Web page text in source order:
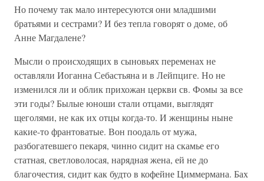
Но почему так мало интересуются они младшими
братьями и сестрами? И без тепла говорят о доме, об
Анне Магдалене?
Мысли о происходящих в сыновьях переменах не
оставляли Иоганна Себастьяна и в Лейпциге. Но не
изменился ли и облик прихожан церкви св. Фомы за все
эти годы? Былые юноши стали отцами, выглядят
щеголями, не как их отцы когда-то. И женщины ныне
какие-то франтоватые. Вон поодаль от мужа,
разбогатевшего пекаря, чинно сидит на скамье его
статная, светловолосая, нарядная жена, ей не до
благочестия, сидит как будто в кофейне Циммермана. Бах